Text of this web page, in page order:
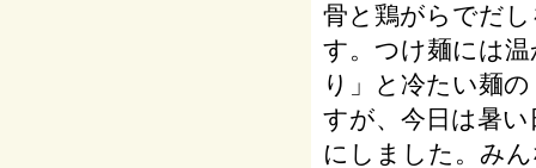
骨と鶏がらでだ
す。つけ麺には
り」と冷たい麺
すが、今日は暑
にしました。み